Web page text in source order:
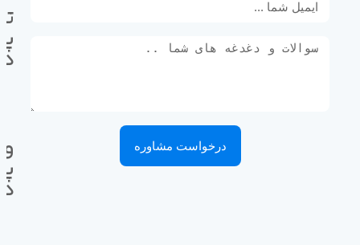
درخواست مشاوره